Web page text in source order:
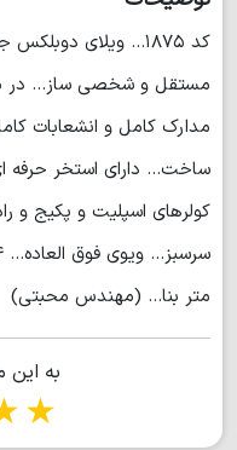
کد ۱۸۷۵... ویلای
مستقل و شخصی ساز... در
مدارک کامل و انشعابات
کولرهای اسپلیت و پکیج و
متر بنا... (مهندس محبتی)
به این